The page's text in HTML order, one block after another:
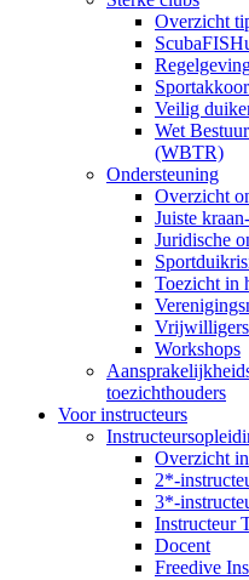
Overzicht
Veilig
Wet
(WBTR)
Ondersteuning
Overzicht
Juiste
Juridische
Toezicht in
Workshops
toezichthouders
Voor instructeurs
Overzicht
2*-
3*-
Instructeur
Docent
Freedive